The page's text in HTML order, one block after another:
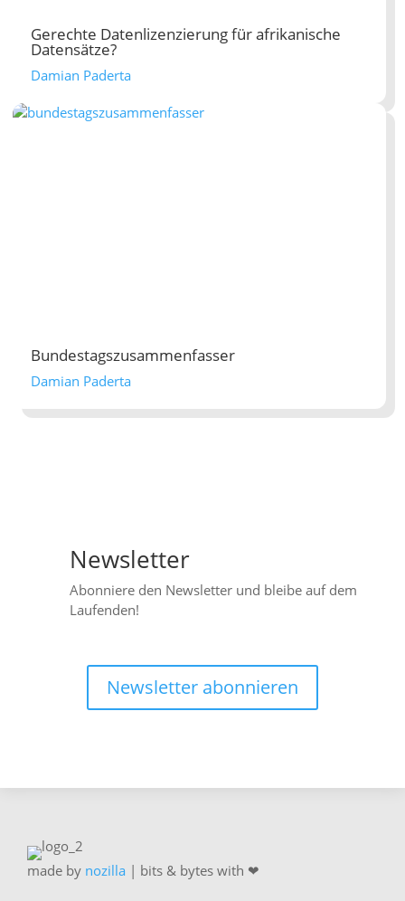
Gerechte Datenlizenzierung für afrikanische
Datensätze?
Damian Paderta
Bundestagszusammenfasser
Damian Paderta
Newsletter
Abonniere den Newsletter und bleibe auf dem
Laufenden!
Newsletter abonnieren
made by nozilla | bits & bytes with ❤